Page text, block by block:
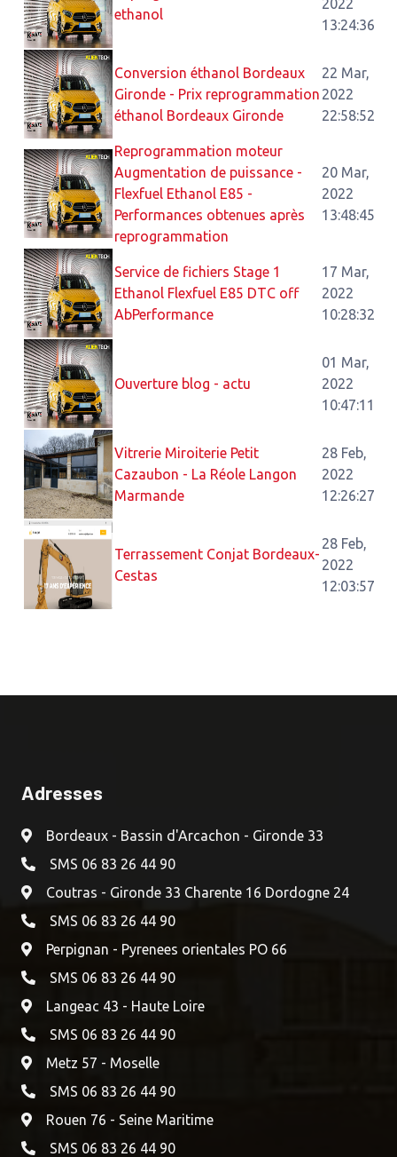
ethanol
2022
13:24:36
Conversion éthanol Bordeaux
Gironde - Prix reprogrammation
éthanol Bordeaux Gironde
22 Mar,
2022
22:58:52
Reprogrammation moteur
Augmentation de puissance -
Flexfuel Ethanol E85 -
Performances obtenues après
reprogrammation
20 Mar,
2022
13:48:45
Service de fichiers Stage 1
Ethanol Flexfuel E85 DTC off
AbPerformance
17 Mar,
2022
10:28:32
Ouverture blog - actu
01 Mar,
2022
10:47:11
Vitrerie Miroiterie Petit
Cazaubon - La Réole Langon
Marmande
28 Feb,
2022
12:26:27
Terrassement Conjat Bordeaux-
Cestas
28 Feb,
2022
12:03:57
Adresses
Bordeaux - Bassin d'Arcachon - Gironde 33
SMS 06 83 26 44 90
Coutras - Gironde 33 Charente 16 Dordogne 24
SMS 06 83 26 44 90
Perpignan - Pyrenees orientales PO 66
SMS 06 83 26 44 90
Langeac 43 - Haute Loire
SMS 06 83 26 44 90
Metz 57 - Moselle
SMS 06 83 26 44 90
Rouen 76 - Seine Maritime
SMS 06 83 26 44 90